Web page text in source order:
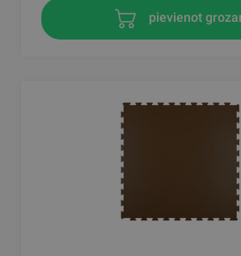
pievienot